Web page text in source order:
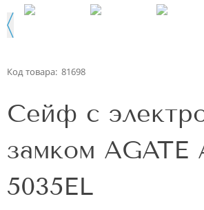
Код товара: 81698
Сейф с
замком AGATE
5035EL